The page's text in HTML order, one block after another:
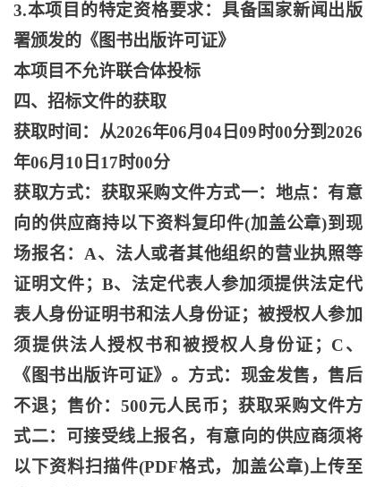
3.本项目的特定资格要求：具备国家新闻出版
署颁发的《图书出版许可证》
本项目不允许联合体投标
四、招标文件的获取
获取时间：从2026年06月04日09时00分到2026
年06月10日17时00分
获取方式：获取采购文件方式一：地点：有意
向的供应商持以下资料复印件(加盖公章)到现
场报名：A、法人或者其他组织的营业执照等
证明文件；B、法定代表人参加须提供法定代
表人身份证明书和法人身份证；被授权人参加
须提供法人授权书和被授权人身份证；C、
《图书出版许可证》。方式：现金发售，售后
不退；售价：500元人民币；获取采购文件方
式二：可接受线上报名，有意向的供应商须将
以下资料扫描件(PDF格式，加盖公章)上传至